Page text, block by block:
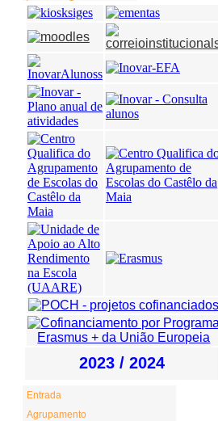
Entrada
Agrupamento